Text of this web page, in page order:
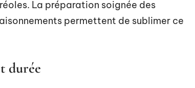
La préparation soignée des
permettent de sublimer ce
durée